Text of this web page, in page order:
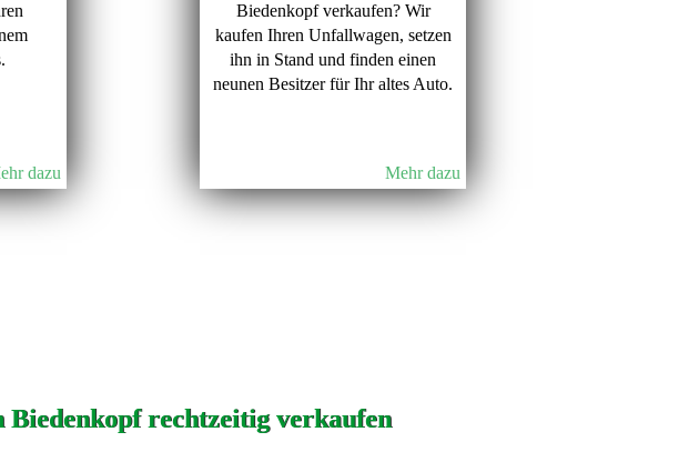
dazu
Biedenkopf verkaufen? Wir
kaufen Ihren Unfallwagen, setzen
ihn in Stand und finden einen
neunen Besitzer für Ihr altes Auto.
Mehr dazu
Biedenkopf rechtzeitig verkaufen